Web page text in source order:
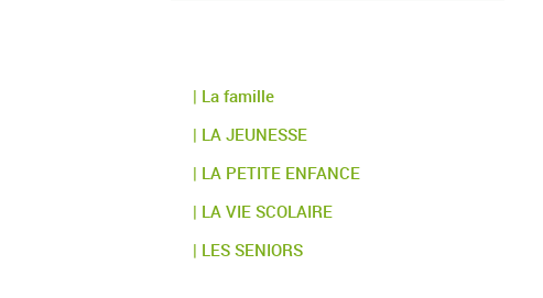
| La famille
| LA JEUNESSE
| LA PETITE ENFANCE
| LA VIE SCOLAIRE
| LES SENIORS